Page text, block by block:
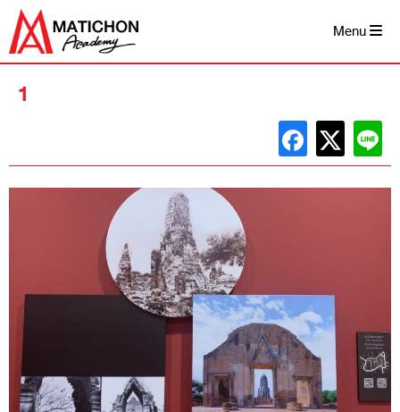
Skip
content
Menu
1